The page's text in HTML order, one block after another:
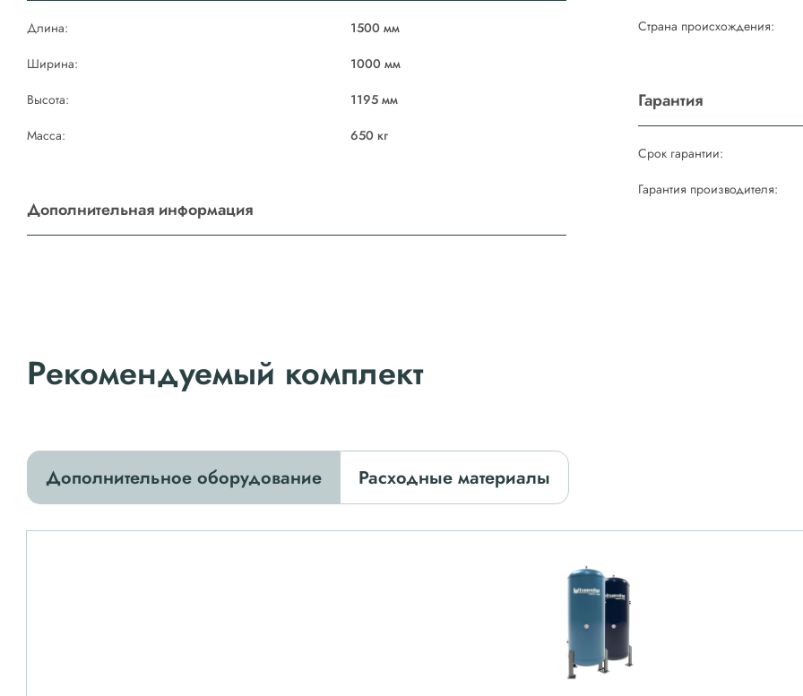
Длина:
1500 мм
Ширина:
1000 мм
Высота:
1195 мм
Масса:
650 кг
Дополнительная информация
Страна происхождения:
Гарантия
Срок гарантии:
Гарантия производителя:
Рекомендуемый комплект
Дополнительное оборудование Расходные материалы